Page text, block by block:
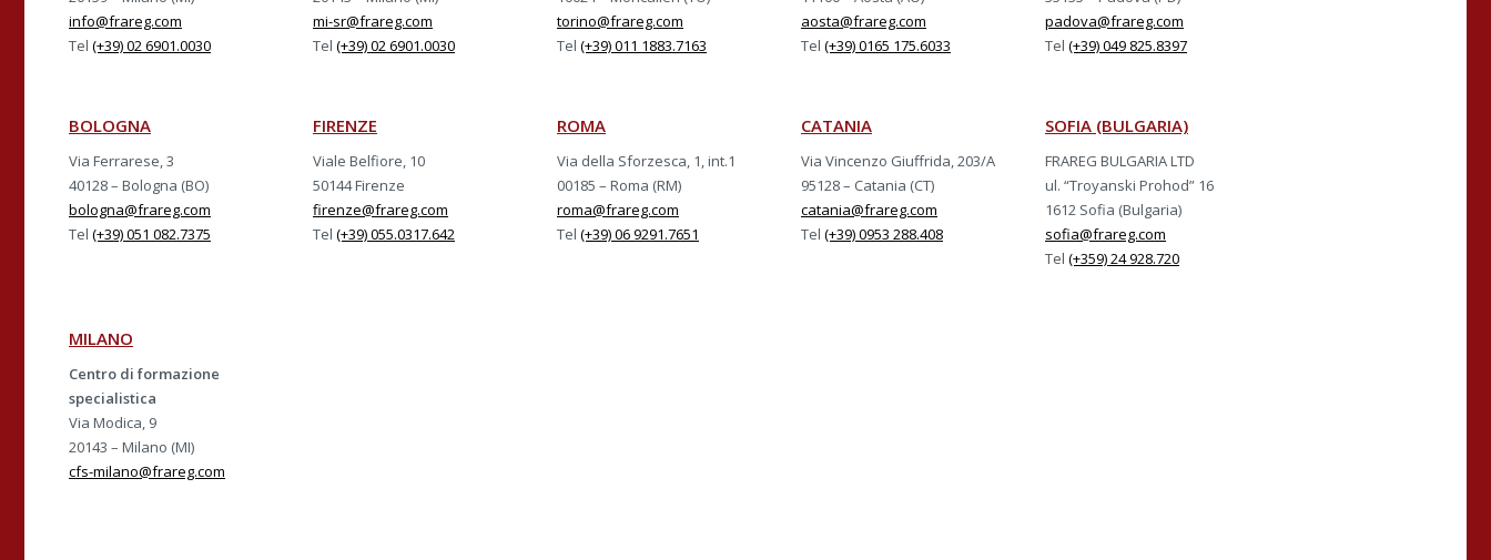
info@frareg.com
Tel (+39) 02 6901.0030
mi-sr@frareg.com
Tel (+39) 02 6901.0030
torino@frareg.com
Tel (+39) 011 1883.7163
aosta@frareg.com
Tel (+39) 0165 175.6033
padova@frareg.com
Tel (+39) 049 825.8397
BOLOGNA
Via Ferrarese, 3
40128 – Bologna (BO)
bologna@frareg.com
Tel (+39) 051 082.7375
FIRENZE
Viale Belfiore, 10
50144 Firenze
firenze@frareg.com
Tel (+39) 055.0317.642
ROMA
Via della Sforzesca, 1, int.1
00185 – Roma (RM)
roma@frareg.com
Tel (+39) 06 9291.7651
CATANIA
Via Vincenzo Giuffrida, 203/A
95128 – Catania (CT)
catania@frareg.com
Tel (+39) 0953 288.408
SOFIA (BULGARIA)
FRAREG BULGARIA LTD
ul. “Troyanski Prohod” 16
1612 Sofia (Bulgaria)
sofia@frareg.com
Tel (+359) 24 928.720
MILANO
Centro di formazione
specialistica
Via Modica, 9
20143 – Milano (MI)
cfs-milano@frareg.com